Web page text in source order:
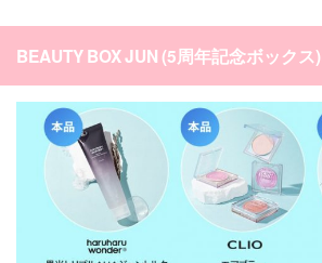
BEAUTY BOX JUN (5周年記念ボックス)